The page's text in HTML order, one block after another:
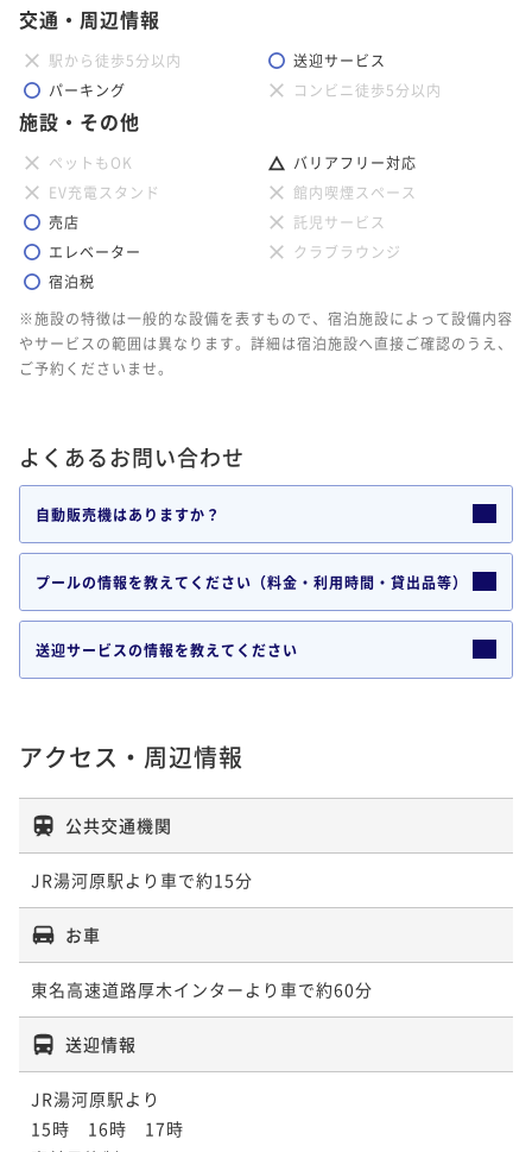
交通・周辺情報
駅から徒歩5分以内
送迎サービス
パーキング
コンビニ徒歩5分以内
施設・その他
ペットもOK
バリアフリー対応
EV充電スタンド
館内喫煙スペース
売店
託児サービス
エレベーター
クラブラウンジ
宿泊税
※施設の特徴は一般的な設備を表すもので、宿泊施設によって設備内容
やサービスの範囲は異なります。詳細は宿泊施設へ直接ご確認のうえ、
ご予約くださいませ。
よくあるお問い合わせ
自動販売機はありますか？
プールの情報を教えてください（料金・利用時間・貸出品等）
送迎サービスの情報を教えてください
アクセス・周辺情報
公共交通機関
JR湯河原駅より車で約15分
お車
東名高速道路厚木インターより車で約60分
送迎情報
JR湯河原駅より
15時　16時　17時